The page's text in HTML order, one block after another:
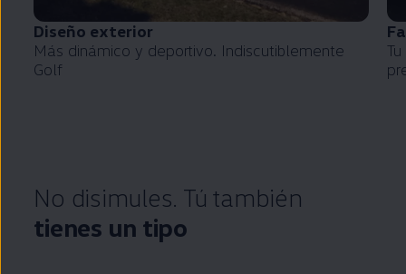
Diseño exterior
Más dinámico y deportivo. Indiscutiblemente
Golf
No disimules. Tú también
tienes un tipo